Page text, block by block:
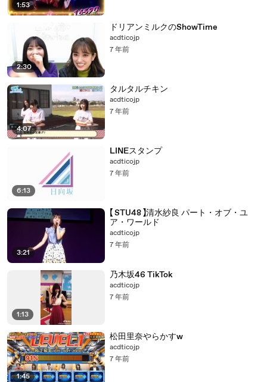
1:53
2:30
ドリアンミルクのShowTime
acdticojp
7 年前
4:07
タルタルチキン
acdticojp
7 年前
6:13
LINEスタンプ
acdticojp
7 年前
3:21
【 STU48 】清水紗良 パート・オブ・ユ
ア・ワールド
acdticojp
7 年前
1:13
乃木坂46 TikTok
acdticojp
7 年前
1:45
松田里奈やらかすw
acdticojp
7 年前